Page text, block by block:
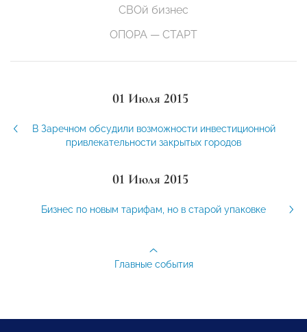
СВОй бизнес
ОПОРА — СТАРТ
01 Июля 2015
В Заречном обсудили возможности инвестиционной
привлекательности закрытых городов
01 Июля 2015
Бизнес по новым тарифам, но в старой упаковке
Главные события